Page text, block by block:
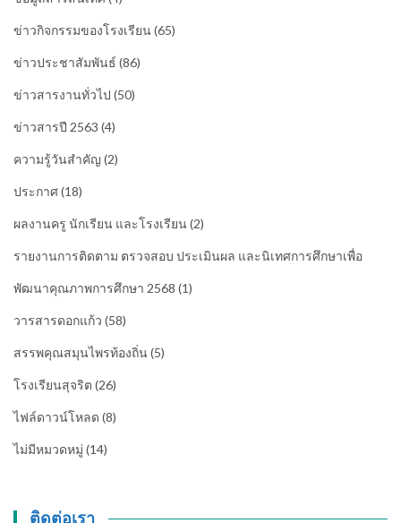
ข่าวกิจกรรมของโรงเรียน (65)
ข่าวประชาสัมพันธ์ (86)
ข่าวสารงานทั่วไป (50)
ข่าวสารปี 2563 (4)
ความรู้วันสำคัญ (2)
ประกาศ(18)
ผลงานครู นักเรียน และโรงเรียน (2)
รายงานการติดตาม ตรวจสอบ ประเมินผล และนิเทศการศึกษาเพื่อ
พัฒนาคุณภาพการศึกษา 2568 (1)
วารสารดอกแก้ว (58)
สรรพคุณสมุนไพรท้องถิ่น (5)
โรงเรียนสุจริต (26)
ไฟล์ดาวน์โหลด (8)
ไม่มีหมวดหมู่ (14)
ติดต่อเรา